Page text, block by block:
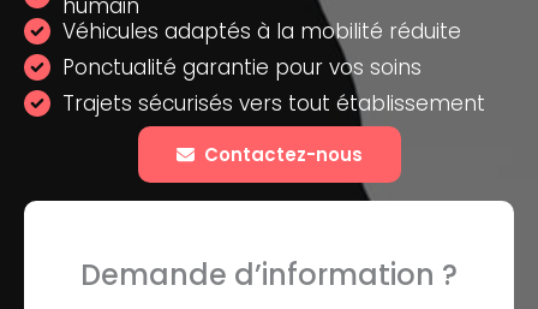
humain
Véhicules adaptés à la mobilité réduite
Ponctualité garantie pour vos soins
Trajets sécurisés vers tout établissement
Contactez-nous
Demande d’information ?